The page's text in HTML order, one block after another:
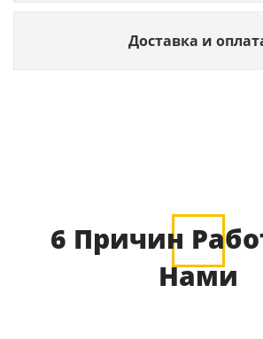
Доставка и
6 Причин
Нами